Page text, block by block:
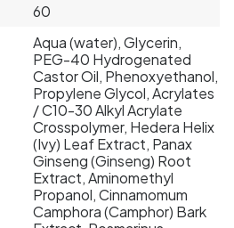
60
Aqua (water), Glycerin,
PEG-40 Hydrogenated
Castor Oil, Phenoxyethanol,
Propylene Glycol, Acrylates
/ C10-30 Alkyl Acrylate
Crosspolymer, Hedera Helix
(Ivy) Leaf Extract, Panax
Ginseng (Ginseng) Root
Extract, Aminomethyl
Propanol, Cinnamomum
Camphora (Camphor) Bark